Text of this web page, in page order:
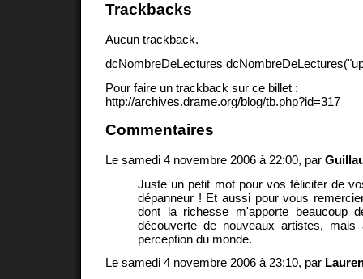
Trackbacks
Aucun trackback.
dcNombreDeLectures
Pour faire un trackback sur ce billet :
http://archives.drame.org/blog/tb.php?id=317
Commentaires
Le samedi 4 novembre 2006 à 22:00, par
Juste un petit mot pour vos féliciter de
dépanneur ! Et aussi pour vous
dont la richesse m'apporte beaucoup
découverte de nouveaux artistes, mais
perception du monde.
Le samedi 4 novembre 2006 à 23:10, par